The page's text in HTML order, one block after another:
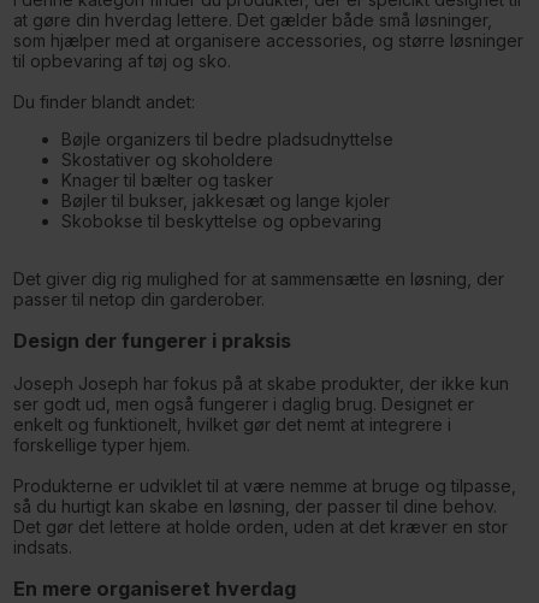
at gøre din hverdag lettere. Det gælder både små løsninger,
som hjælper med at organisere accessories, og større løsninger
til opbevaring af tøj og sko.
Du finder blandt andet:
Bøjle organizers til bedre pladsudnyttelse
Skostativer og skoholdere
Knager til bælter og tasker
Bøjler til bukser, jakkesæt og lange kjoler
Skobokse til beskyttelse og opbevaring
Det giver dig rig mulighed for at sammensætte en løsning, der
passer til netop din garderober.
Design der fungerer i praksis
Joseph Joseph har fokus på at skabe produkter, der ikke kun
ser godt ud, men også fungerer i daglig brug. Designet er
enkelt og funktionelt, hvilket gør det nemt at integrere i
forskellige typer hjem.
Produkterne er udviklet til at være nemme at bruge og tilpasse,
så du hurtigt kan skabe en løsning, der passer til dine behov.
Det gør det lettere at holde orden, uden at det kræver en stor
indsats.
En mere organiseret hverdag